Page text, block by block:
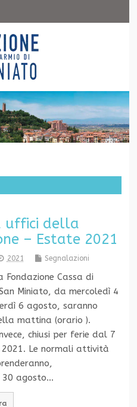
uffici della
– Estate 2021
2021 Segnalazioni
Cassa di
Miniato, da mercoledì 4
6 agosto, saranno
mattina (orario ).
chiusi per ferie dal 7
Le normali attività
30 agosto…